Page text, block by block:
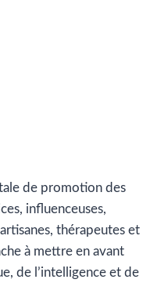
de promotion des
influenceuses,
thérapeutes et
à mettre en avant
de l’intelligence et de